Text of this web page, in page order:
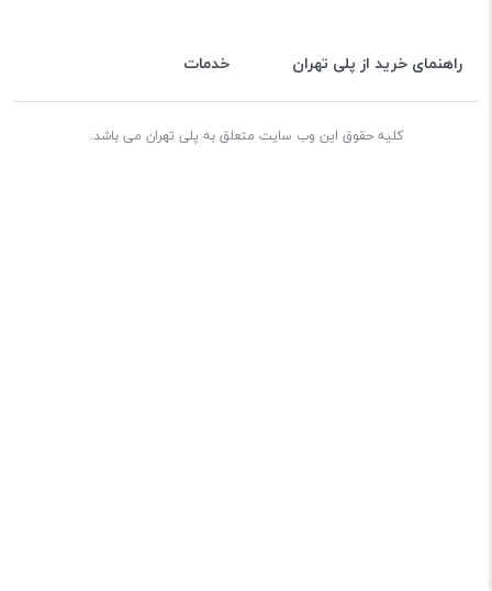
راهنمای خرید از پلی تهران خدمات
کلیه حقوق این وب سایت متعلق به پلی تهران می باشد.